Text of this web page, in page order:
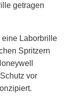
getragen
eine Laborbrille
Spritzern
vor